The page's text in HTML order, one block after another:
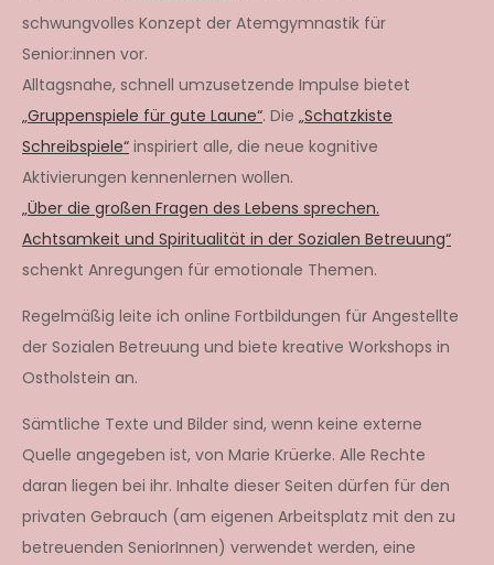
schwungvolles Konzept der Atemgymnastik für
Senior:innen vor.
Alltagsnahe, schnell umzusetzende Impulse bietet
„Gruppenspiele für gute Laune“. Die „Schatzkiste
Schreibspiele“ inspiriert alle, die neue kognitive
Aktivierungen kennenlernen wollen.
„Über die großen Fragen des Lebens sprechen.
Achtsamkeit und Spiritualität in der Sozialen Betreuung“
schenkt Anregungen für emotionale Themen.
Regelmäßig leite ich online Fortbildungen für Angestellte
der Sozialen Betreuung und biete kreative Workshops in
Ostholstein an.
Sämtliche Texte und Bilder sind, wenn keine externe
Quelle angegeben ist, von Marie Krüerke. Alle Rechte
daran liegen bei ihr. Inhalte dieser Seiten dürfen für den
privaten Gebrauch (am eigenen Arbeitsplatz mit den zu
betreuenden SeniorInnen) verwendet werden, eine